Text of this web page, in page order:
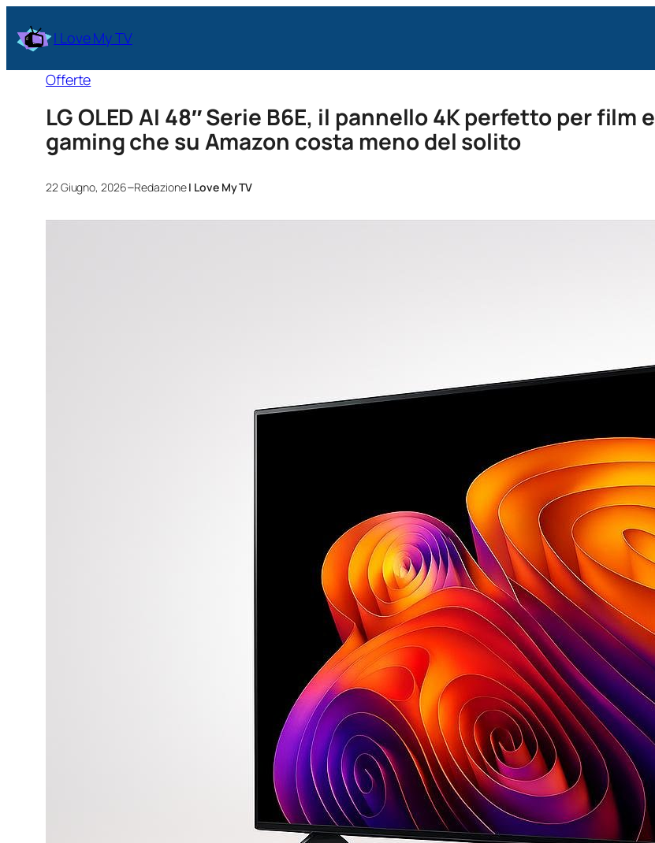
I Love My TV
Offerte
LG OLED AI 48″ Serie B6E, il pannello 4K perfetto per film e
gaming che su Amazon costa meno del solito
22 Giugno, 2026–RedazioneI Love My TV